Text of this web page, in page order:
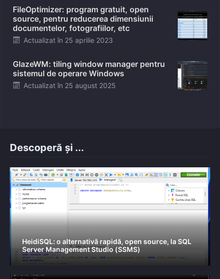
FileOptimizer: program gratuit, open
source, pentru reducerea dimensiunii
documentelor, fotografiilor, etc
Posted
Actualizat în 25 aprilie 2023
GlazeWM: tiling window manager pentru
sistemul de operare Windows
Posted
Actualizat în 25 august 2025
Descoperă și ...
HeidiSQL: o alternativă rapidă, open source, la SQL
Server Management Studio (SSMS)